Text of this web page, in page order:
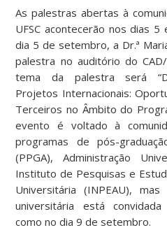
As palestras abertas à
UFSC acontecerão nos dias
dia 5 de setembro, a Dr.ª
palestra no auditório do
tema da palestra será
Projetos Internacionais:
Terceiros no Âmbito do
evento é voltado à
programas de pós-
(PPGA), Administração
Instituto de Pesquisas e
Universitária (INPEAU),
universitária está
como no dia 9 de setembro.